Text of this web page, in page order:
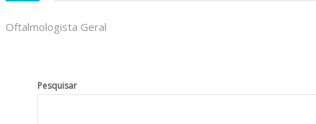
Oftalmologista Geral
Pesquisar